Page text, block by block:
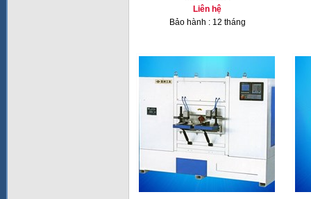
Liên hệ
Bảo hành : 12 tháng